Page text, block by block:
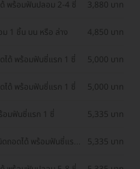
พร้อมฟันปลอม 2-4 ซี่ 3,880 บาท
ม 1 ชิ้น บน หรือ ล่าง 4,850 บาท
ได้ พร้อมฟันซี่แรก 1 ซี่ 5,000 บาท
ได้ พร้อมฟันซี่แรก 1 ซี่ 5,000 บาท
อมฟันซี่แรก 1 ซี่ 5,335 บาท
ถอดได้ พร้อมฟันซี่แรก
5,335 บาท